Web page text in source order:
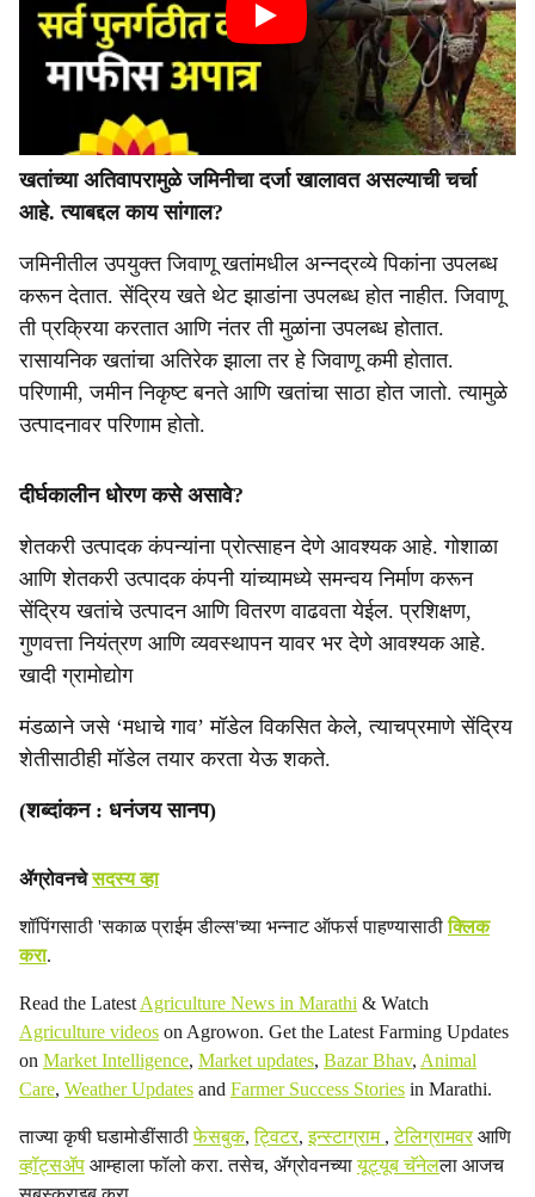
खतांच्या अतिवापरामुळे जमिनीचा दर्जा खालावत असल्याची चर्चा
आहे. त्याबद्दल काय सांगाल?
जमिनीतील उपयुक्त जिवाणू खतांमधील अन्नद्रव्ये पिकांना उपलब्ध
करून देतात. सेंद्रिय खते थेट झाडांना उपलब्ध होत नाहीत. जिवाणू
ती प्रक्रिया करतात आणि नंतर ती मुळांना उपलब्ध होतात.
रासायनिक खतांचा अतिरेक झाला तर हे जिवाणू कमी होतात.
परिणामी, जमीन निकृष्ट बनते आणि खतांचा साठा होत जातो. त्यामुळे
उत्पादनावर परिणाम होतो.
दीर्घकालीन धोरण कसे असावे?
शेतकरी उत्पादक कंपन्यांना प्रोत्साहन देणे आवश्यक आहे. गोशाळा
आणि शेतकरी उत्पादक कंपनी यांच्यामध्ये समन्वय निर्माण करून
सेंद्रिय खतांचे उत्पादन आणि वितरण वाढवता येईल. प्रशिक्षण,
गुणवत्ता नियंत्रण आणि व्यवस्थापन यावर भर देणे आवश्यक आहे.
खादी ग्रामोद्योग
मंडळाने जसे ‘मधाचे गाव’ मॉडेल विकसित केले, त्याचप्रमाणे सेंद्रिय
शेतीसाठीही मॉडेल तयार करता येऊ शकते.
(शब्दांकन : धनंजय सानप)
ॲग्रोवनचेसदस्य व्हा
शॉपिंगसाठी 'सकाळ प्राईम डील्स'च्या भन्नाट ऑफर्स पाहण्यासाठीक्लिक
करा.
Read the Latest Agriculture News in Marathi & Watch
Agriculture videos on Agrowon. Get the Latest Farming Updates
on Market Intelligence, Market updates, Bazar Bhav, Animal
Care, Weather Updates and Farmer Success Stories in Marathi.
ताज्या कृषी घडामोडींसाठीफेसबुक,ट्विटर,इन्स्टाग्राम ,टेलिग्रामवरआणि
व्हॉट्सॲप आम्हाला फॉलो करा. तसेच, ॲग्रोवनच्यायूट्यूब चॅनेलला आजच